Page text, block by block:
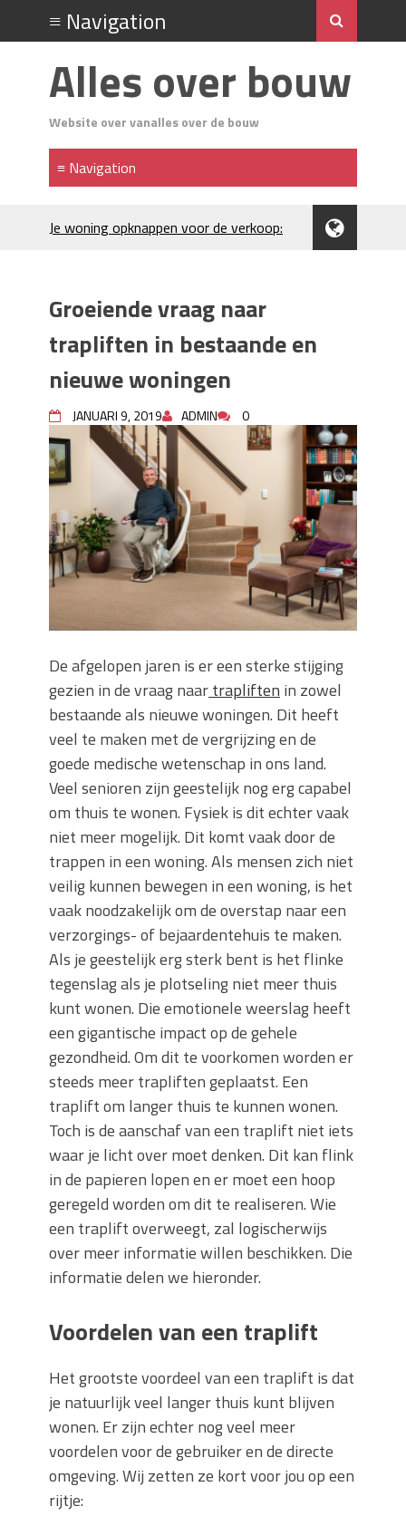
Alles over bouw
Website over vanalles over de bouw
Je woning opknappen voor de verkoop:
evenementen
H₂S in Rotterdamse woonwijken:
metingen, geurneutralisatie en
resultaten
keuze voor iedere tuin
Wat is een sleuvenzaagmachine en
wanneer gebruik je hem?
Wonen in balans en comfort
Wanneer is het slim om een
graafmachine te huren in plaats van te
kopen?
Buitenleven, de tuin en een hangmat
Verbouwen? Sla je inboedel tijdelijk op!
dakdekkersbedrijf?
Groeiende vraag naar
trapliften in bestaande en
nieuwe woningen
JANUARI 9, 2019 ADMIN 0
De afgelopen jaren is er een sterke stijging
gezien in de vraag naartrapliften in zowel
bestaande als nieuwe woningen. Dit heeft
veel te maken met de vergrijzing en de
goede medische wetenschap in ons land.
Veel senioren zijn geestelijk nog erg capabel
om thuis te wonen. Fysiek is dit echter vaak
niet meer mogelijk. Dit komt vaak door de
trappen in een woning. Als mensen zich niet
veilig kunnen bewegen in een woning, is het
vaak noodzakelijk om de overstap naar een
verzorgings- of bejaardentehuis te maken.
Als je geestelijk erg sterk bent is het flinke
tegenslag als je plotseling niet meer thuis
kunt wonen. Die emotionele weerslag heeft
een gigantische impact op de gehele
gezondheid. Om dit te voorkomen worden er
steeds meer trapliften geplaatst. Een
traplift om langer thuis te kunnen wonen.
Toch is de aanschaf van een traplift niet iets
waar je licht over moet denken. Dit kan flink
in de papieren lopen en er moet een hoop
geregeld worden om dit te realiseren. Wie
een traplift overweegt, zal logischerwijs
over meer informatie willen beschikken. Die
informatie delen we hieronder.
Voordelen van een traplift
Het grootste voordeel van een traplift is dat
je natuurlijk veel langer thuis kunt blijven
wonen. Er zijn echter nog veel meer
voordelen voor de gebruiker en de directe
omgeving. Wij zetten ze kort voor jou op een
rijtje: